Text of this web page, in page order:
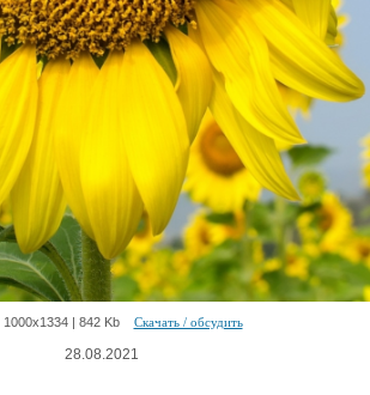
| 842 Kb Скачать / обсудить
28.08.2021